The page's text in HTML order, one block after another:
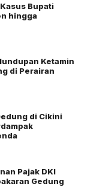
Bupati
hingga
Ketamin
di Perairan
di Cikini
Pajak DKI
Gedung